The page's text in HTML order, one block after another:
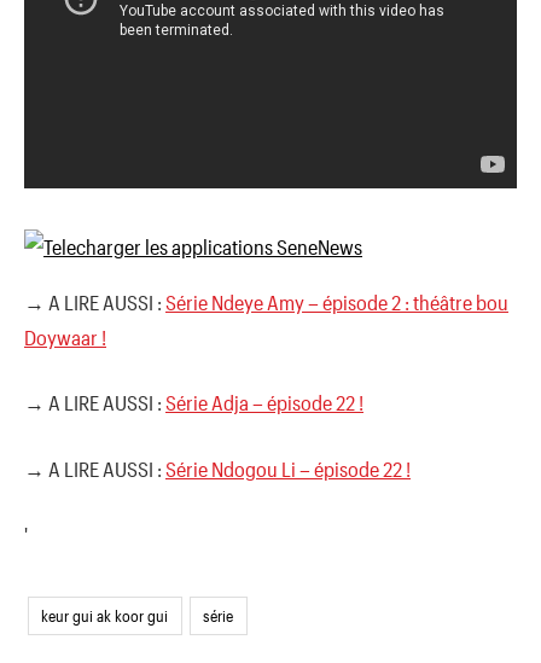
→ A LIRE AUSSI : Série Ndeye Amy – épisode 2 : théâtre bou
Doywaar !
→ A LIRE AUSSI : Série Adja – épisode 22 !
→ A LIRE AUSSI : Série Ndogou Li – épisode 22 !
'
keur gui ak koor gui série